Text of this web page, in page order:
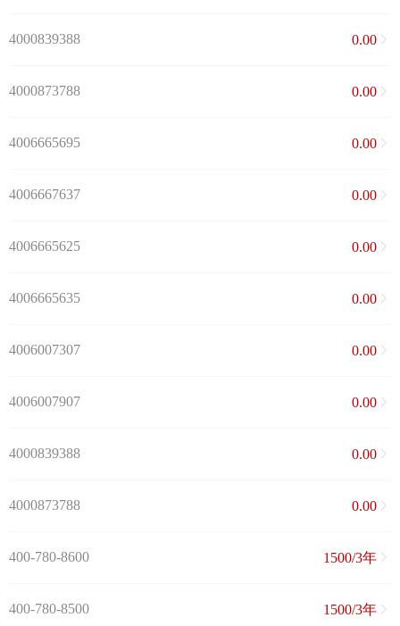
4000839388 0.00
4000873788 0.00
4006665695 0.00
4006667637 0.00
4006665625 0.00
4006665635 0.00
4006007307 0.00
4006007907 0.00
4000839388 0.00
4000873788 0.00
400-780-8600 1500/3年
400-780-8500 1500/3年